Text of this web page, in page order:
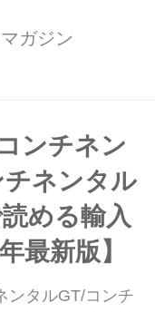
ス)も設定されて
として2代目とな
度を誇ってい
ガジン
ンチネン
ネンタル
める輸入
最新版】
ンタルGT/コンチ